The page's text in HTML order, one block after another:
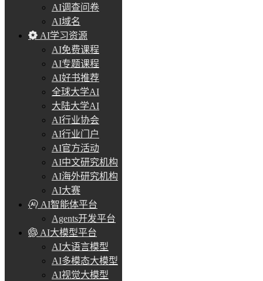
AI调查问卷
AI域名
AI学习资源
AI免费课程
AI专题课程
AI好书推荐
全球大学AI
大陆大学AI
AI行业协会
AI行业门户
AI官方活动
AI中文研究机构
AI海外研究机构
AI大赛
AI智能体平台
Agents开发平台
AI大模型平台
AI大语言模型
AI多模态大模型
AI视觉大模型